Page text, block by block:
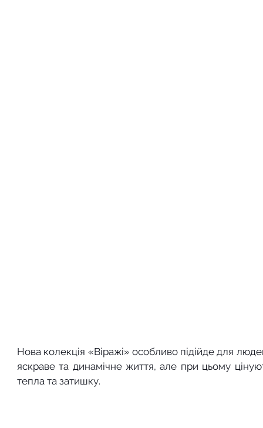
Нова колекція «Віражі» особливо підійде для
яскраве та динамічне життя, але при цьому
тепла та затишку.